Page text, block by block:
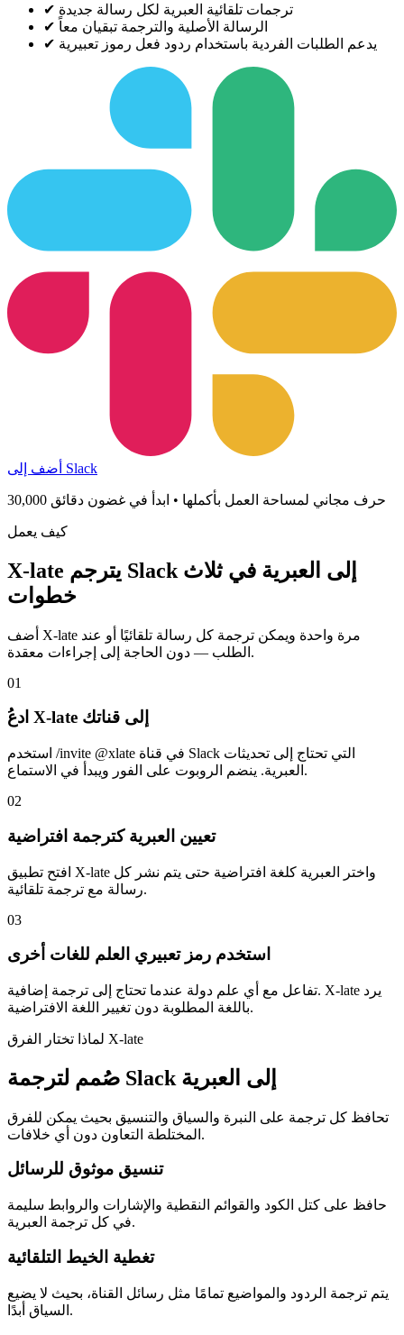
✔ ترجمات تلقائية العبرية لكل رسالة جديدة
✔ الرسالة الأصلية والترجمة تبقيان معاً
✔ يدعم الطلبات الفردية باستخدام ردود فعل رموز تعبيرية
أضف إلى Slack
30,000 حرف مجاني لمساحة العمل بأكملها • ابدأ في غضون دقائق
كيف يعمل
X-late يترجم Slack إلى العبرية في ثلاث
خطوات
أضف X-late مرة واحدة ويمكن ترجمة كل رسالة تلقائيًا أو عند
الطلب — دون الحاجة إلى إجراءات معقدة.
01
ادعُ X-late إلى قناتك
استخدم /invite @xlate في قناة Slack التي تحتاج إلى تحديثات
العبرية. ينضم الروبوت على الفور ويبدأ في الاستماع.
02
تعيين العبرية كترجمة افتراضية
افتح تطبيق X-late واختر العبرية كلغة افتراضية حتى يتم نشر كل
رسالة مع ترجمة تلقائية.
03
استخدم رمز تعبيري العلم للغات أخرى
تفاعل مع أي علم دولة عندما تحتاج إلى ترجمة إضافية. X-late يرد
باللغة المطلوبة دون تغيير اللغة الافتراضية.
لماذا تختار الفرق X-late
صُمم لترجمة Slack إلى العبرية
تحافظ كل ترجمة على النبرة والسياق والتنسيق بحيث يمكن للفرق
المختلطة التعاون دون أي خلافات.
تنسيق موثوق للرسائل
حافظ على كتل الكود والقوائم النقطية والإشارات والروابط سليمة
في كل ترجمة العبرية.
تغطية الخيط التلقائية
يتم ترجمة الردود والمواضيع تمامًا مثل رسائل القناة، بحيث لا يضيع
السياق أبدًا.